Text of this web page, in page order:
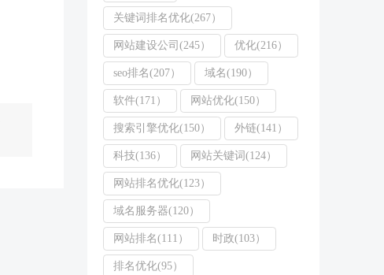
关键词排名优化(267）
网站建设公司(245） 优化(216）
seo排名(207） 域名(190）
软件(171） 网站优化(150）
搜索引擎优化(150） 外链(141）
科技(136） 网站关键词(124）
网站排名优化(123）
域名服务器(120）
网站排名(111） 时政(103）
排名优化(95）